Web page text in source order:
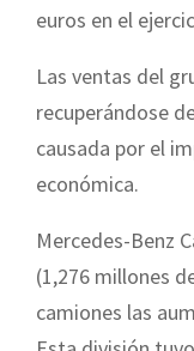
euros en el
Las ventas del
recuperándose
causada por el
económica.
Mercedes-Benz
(1,276 millones
camiones las